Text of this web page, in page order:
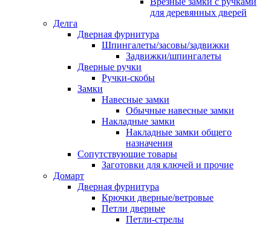
для деревянных дверей
Делга
Дверная фурнитура
Шпингалеты/засовы/задвижки
Задвижки/шпингалеты
Дверные ручки
Ручки-скобы
Замки
Навесные замки
Обычные навесные замки
Накладные замки
Накладные замки общего
назначения
Сопутствующие товары
Заготовки для ключей и прочие
Домарт
Дверная фурнитура
Крючки дверные/ветровые
Петли дверные
Петли-стрелы